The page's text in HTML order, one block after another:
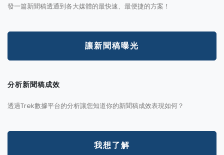
發一篇新聞稿透通到各大媒體的最快速、最便捷的方案！
讓新聞稿曝光
分析新聞稿成效
透過Trek數據平台的分析讓您知道你的新聞稿成效表現如何？
我想了解